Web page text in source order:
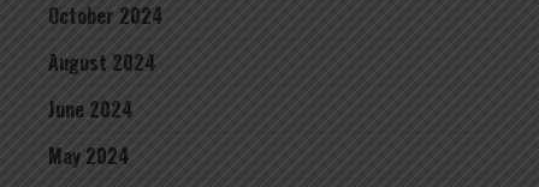
October 2024
August 2024
June 2024
May 2024